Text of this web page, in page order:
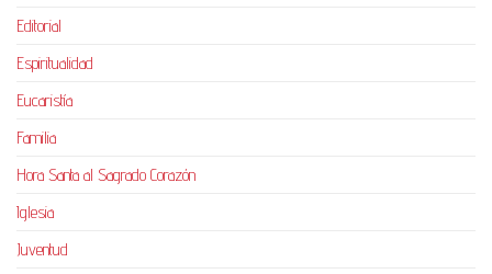
Editorial
Espiritualidad
Eucaristía
Familia
Hora Santa al Sagrado Corazón
Iglesia
Juventud